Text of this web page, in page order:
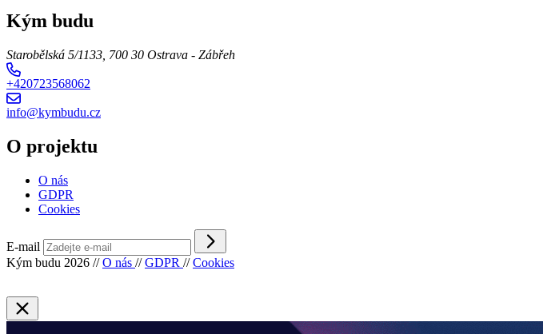
Kým budu
Starobělská 5/1133, 700 30 Ostrava - Zábřeh
+420723568062
info@kymbudu.cz
O projektu
O nás
GDPR
Cookies
E-mail
Kým budu 2026 // O nás // GDPR // Cookies